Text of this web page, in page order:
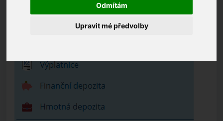
Odmítám
Upravit mé předvolby